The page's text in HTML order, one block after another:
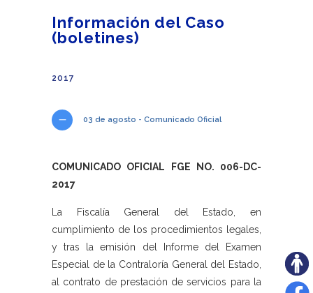
Información del Caso
(boletines)
2017
03 de agosto - Comunicado Oficial
COMUNICADO OFICIAL FGE NO. 006-DC-
2017
La Fiscalía General del Estado, en
cumplimiento de los procedimientos legales,
y tras la emisión del Informe del Examen
Especial de la Contraloría General del Estado,
al contrato de prestación de servicios para la